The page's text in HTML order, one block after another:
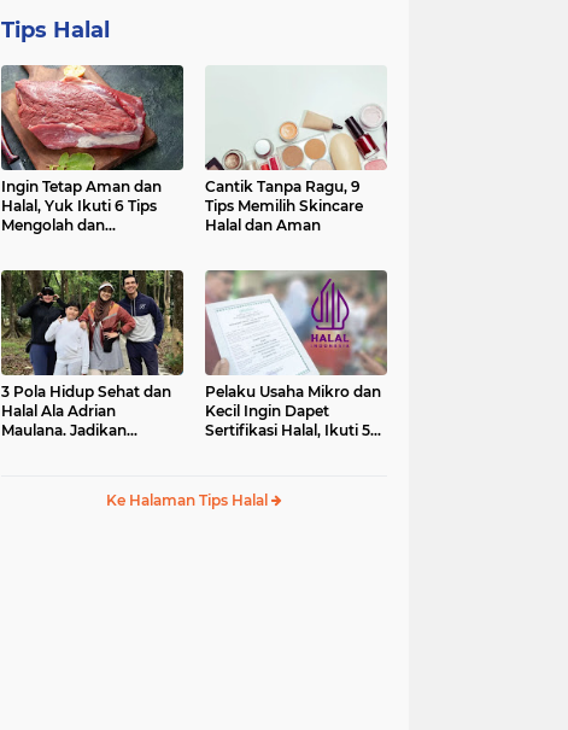
Tips Halal
Ingin Tetap Aman dan
Halal, Yuk Ikuti 6 Tips
Mengolah dan
Cantik Tanpa Ragu, 9
Tips Memilih Skincare
Halal dan Aman
3 Pola Hidup Sehat dan
Halal Ala Adrian
Maulana. Jadikan
Pelaku Usaha Mikro dan
Kecil Ingin Dapet
Sertifikasi Halal, Ikuti 5
Ke Halaman Tips Halal